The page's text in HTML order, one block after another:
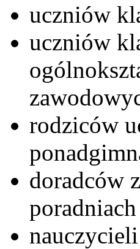
uczniów
uczniów
rodziców
doradców